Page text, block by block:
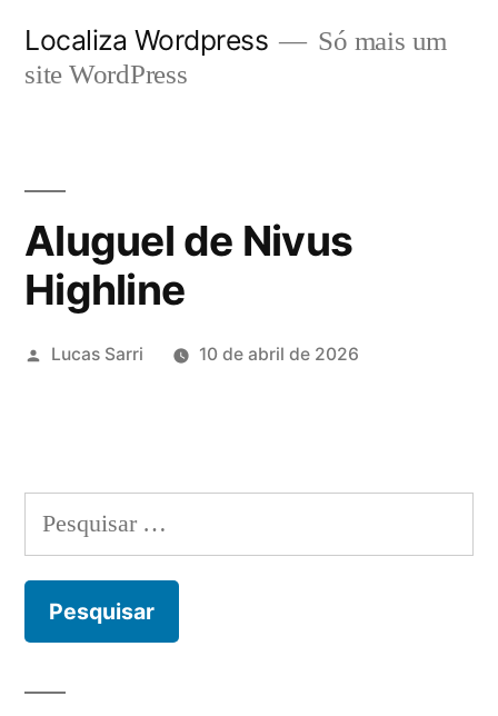
para
Localiza Wordpress
Só mais um
site WordPress
Aluguel de Nivus
Highline
Publicado
Lucas Sarri 10 de abril de 2026
Pesquisar
por: